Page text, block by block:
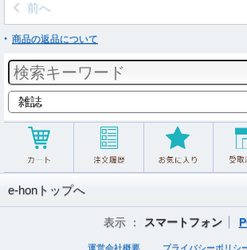
前へ
商品の返品について
e-honトップへ
表示 ： スマートフォン
運営会社概要 プライバシーポリシ